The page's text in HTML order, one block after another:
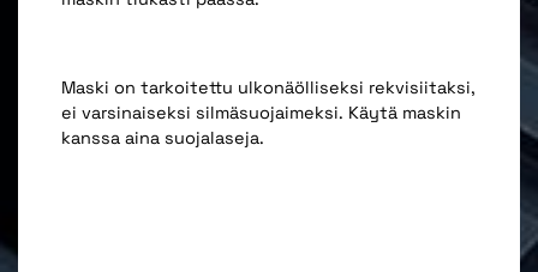
Maski on tarkoitettu ulkonäölliseksi rekvisiitaksi,
ei varsinaiseksi silmäsuojaimeksi. Käytä maskin
kanssa aina suojalaseja.